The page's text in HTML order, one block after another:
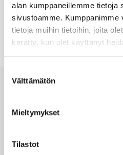
alan kumppaneillemme tietoja
sivustoamme. Kumppanimme
tietoja muihin tietoihin, joita
kerätty, kun olet käyttänyt
valinta
Välttämätön
Mieltymykset
Tilastot